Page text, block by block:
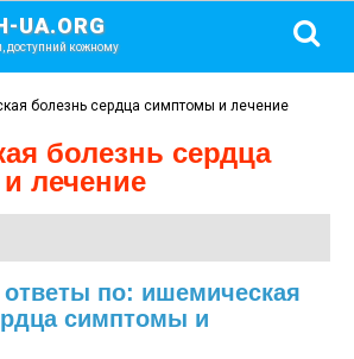
UA.ORG
доступний кожному
болезнь сердца симптомы и лечение
лечение
по: ишемическая
симптомы и